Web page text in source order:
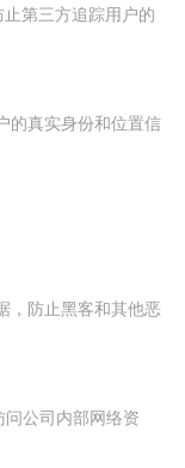
第三方追踪用户的
的真实身份和位置信
，防止黑客和其他恶
公司内部网络资